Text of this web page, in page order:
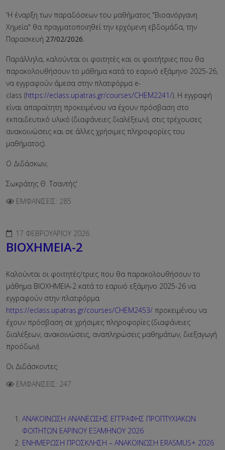
'Η έναρξη των παραδόσεων του μαθήματος "Βιοανόργανη
Χημεία" θα πραγματοποιηθεί την ερχόμενη εβδομάδα, την
Παρασκευή 27/02/2026.
Παράλληλα, καλούνται οι φοιτητές και οι φοιτήτριες που θα
παρακολουθήσουν το μάθημα κατά το εαρινό εξάμηνο 2025-26,
να εγγραφούν άμεσα στην πλατφόρμα e-
class (https://eclass.upatras.gr/courses/CHEM2241/). Η εγγραφή
είναι απαραίτητη προκειμένου να έχουν πρόσβαση στο
εκπαιδευτικό υλικό (διαφάνειες διαλέξεων), στις τρέχουσες
ανακοινώσεις και σε άλλες χρήσιμες πληροφορίες του
μαθήματος).
Ο Διδάσκων,
Σωκράτης Θ. Τσαντής'
ΕΜΦΑΝΊΣΕΙΣ: 285
17 ΦΕΒΡΟΥΑΡΊΟΥ 2026
ΒΙΟΧΗΜΕΙΑ-2
Καλούνται οι φοιτητές/τριες που θα παρακολουθήσουν το
μάθημα ΒΙΟΧΗΜΕΙΑ-2 κατά το εαρινό εξάμηνο 2025-26 να
εγγραφούν στην πλατφόρμα
https://eclass.upatras.gr/courses/CHEM2453/ προκειμένου να
έχουν πρόσβαση σε χρήσιμες πληροφορίες (διαφάνειες
διαλέξεων, ανακοινώσεις, αναπληρώσεις μαθημάτων, διεξαγωγή
προόδων).
Οι Διδάσκοντες
ΕΜΦΑΝΊΣΕΙΣ: 247
ΑΝΑΚΟΙΝΩΣΗ ΑΝΑΝΕΩΣΗΣ ΕΓΓΡΑΦΗΣ ΠΡΟΠΤΥΧΙΑΚΩΝ
ΦΟΙΤΗΤΩΝ ΕΑΡΙΝΟΥ ΕΞΑΜΗΝΟΥ 2026
ΕΝΗΜΕΡΩΣΗ ΠΡΟΣΚΛΗΣΗ – ΑΝΑΚΟΙΝΩΣΗ ERASMUS+ 2026